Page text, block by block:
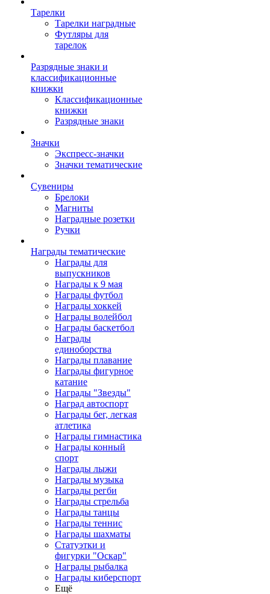
Тарелки
Тарелки наградные
Футляры для
тарелок
Разрядные знаки и
классификационные
книжки
Классификационные
книжки
Разрядные знаки
Значки
Экспресс-значки
Значки тематические
Сувениры
Брелоки
Магниты
Наградные розетки
Ручки
Награды тематические
Награды для
выпускников
Награды к 9 мая
Награды футбол
Награды хоккей
Награды волейбол
Награды баскетбол
Награды
единоборства
Награды плавание
Награды фигурное
катание
Награды "Звезды"
Наград автоспорт
Награды бег, легкая
атлетика
Награды гимнастика
Награды конный
спорт
Награды лыжи
Награды музыка
Награды регби
Награды стрельба
Награды танцы
Награды теннис
Награды шахматы
Статуэтки и
фигурки "Оскар"
Награды рыбалка
Награды киберспорт
Ещё